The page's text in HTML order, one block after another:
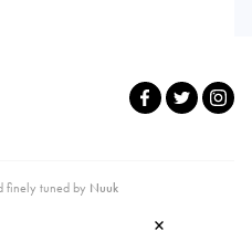
finely tuned by Nuuk
×